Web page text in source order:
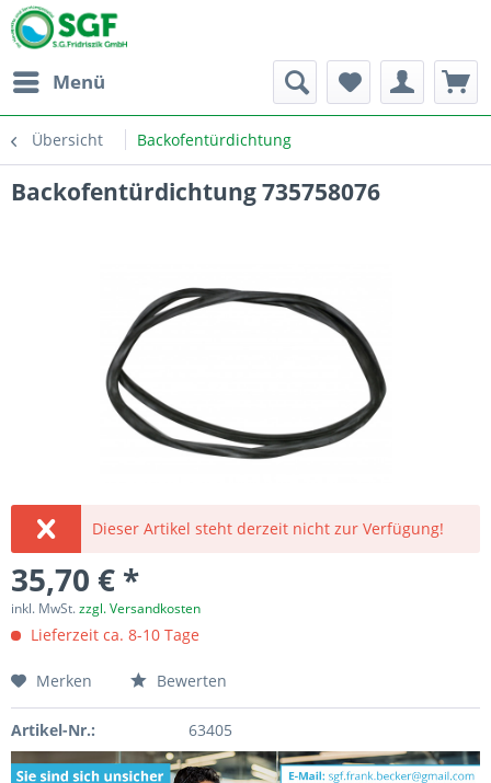
Menü
Übersicht Backofentürdichtung
Backofentürdichtung 735758076
Dieser Artikel steht derzeit nicht zur Verfügung!
35,70 € *
inkl. MwSt.zzgl. Versandkosten
Lieferzeit ca. 8-10 Tage
Merken Bewerten
Artikel-Nr.: 63405